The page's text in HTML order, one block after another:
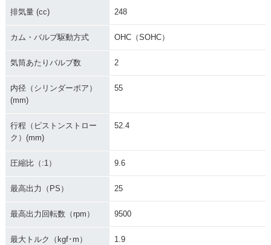
排気量 (cc) 248
カム・バルブ駆動方式 OHC（SOHC）
気筒あたりバルブ数 2
内径（シリンダーボア）
(mm)
55
行程（ピストンストロー
ク）(mm)
52.4
圧縮比（:1） 9.6
最高出力（PS） 25
最高出力回転数（rpm） 9500
最大トルク（kgf･m） 1.9